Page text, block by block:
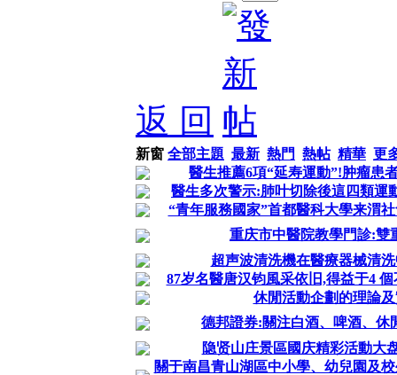
返 回
新窗 全部主題 最新 熱門 熱帖 精華 更
醫生推薦6項“延寿運動”!肿瘤患
醫生多次警示:肺叶切除後這四類運
“青年服務國家”首都醫科大學来渭
重庆市中醫院教學門診:雙
超声波清洗機在醫療器械清
87岁名醫唐汉钧風采依旧,得益于4
休閒活動企劃的理論
德邦證券:關注白酒、啤酒、休
隐贤山庄景區國庆精彩活動大
關于南昌青山湖區中小學、幼兒園及